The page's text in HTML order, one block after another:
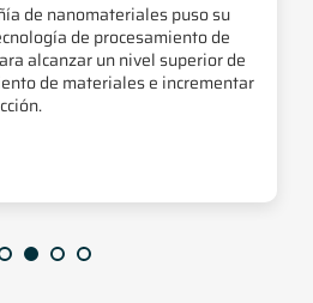
de nanomateriales puso su
de procesamiento de
alcanzar un nivel superior de
de materiales e incrementar